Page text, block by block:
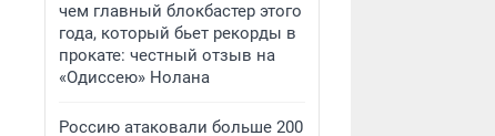
чем главный блокбастер этого
года, который бьет рекорды в
прокате: честный отзыв на
«Одиссею» Нолана
Россию атаковали больше 200